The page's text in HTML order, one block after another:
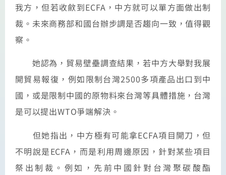
我方，但若收歛到ECFA，中方就可以單方面做出制
裁。未來商務部和國台辦步調是否趨向一致，值得觀
察。
她認為，貿易壁壘調查結果，若中方大舉對我展
開貿易報復，例如限制台灣2500多項產品出口到中
國，或是限制中國的原物料來台灣等具體措施，台灣
是可以提出WTO爭端解決。
但她指出，中方極有可能拿ECFA項目開刀，但
不明說是ECFA，而是利用周邊原因，針對某些項目
祭出制裁。例如，先前中國針對台灣聚碳酸酯